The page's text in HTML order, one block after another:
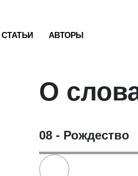
СТАТЬИ АВТОРЫ
О
08 - Рождество